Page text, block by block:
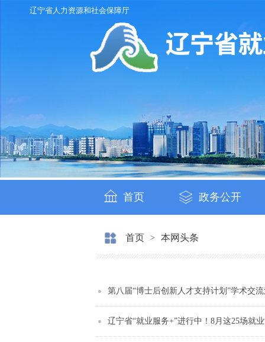
辽宁省人力资源和社会保障厅
首页 政务公开
首页 > 本网头条
第八届“博士后创新人才支持计划”学术交
辽宁省“就业服务+”进行中！8月这25场就